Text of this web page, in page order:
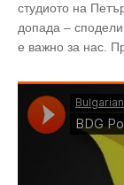
студиото на
допада –
е важно за нас.